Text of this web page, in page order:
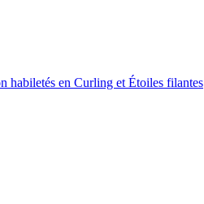
habiletés en Curling et Étoiles filantes